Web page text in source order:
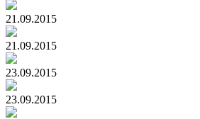
21.09.2015
21.09.2015
23.09.2015
23.09.2015